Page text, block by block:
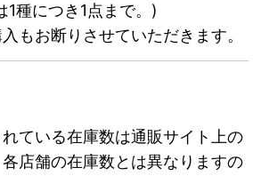
1種につき1点まで。)
もお断りさせていただきます。
ている在庫数は通販サイト上の
店舗の在庫数とは異なりますの